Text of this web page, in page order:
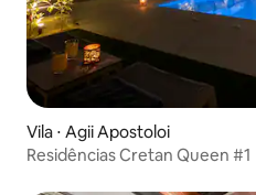
Vila ⋅ Agii Apostoloi
Residências Cretan Queen #1